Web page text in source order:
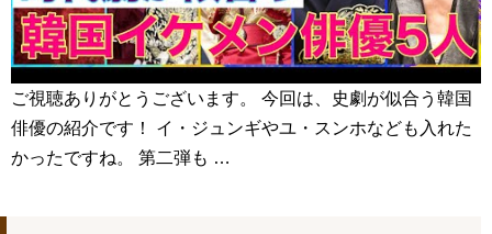
ご視聴ありがとうございます。 今回は、史劇が似合う韓国
俳優の紹介です！ イ・ジュンギやユ・スンホなども入れた
かったですね。 第二弾も …